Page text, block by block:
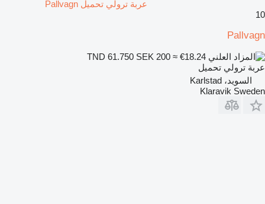
عربة ترولي تحميل Pallvagn
10
Pallvagn
SEK 200 ≈ €18.24
عربة ترولي تحميل
السويد، Karlstad
Klaravik Sweden